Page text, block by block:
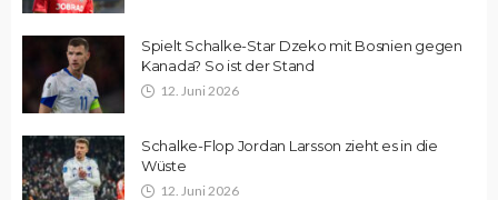
Spielt Schalke-Star Dzeko mit Bosnien gegen
Kanada? So ist der Stand
12. Juni 2026
Schalke-Flop Jordan Larsson zieht es in die
Wüste
12. Juni 2026